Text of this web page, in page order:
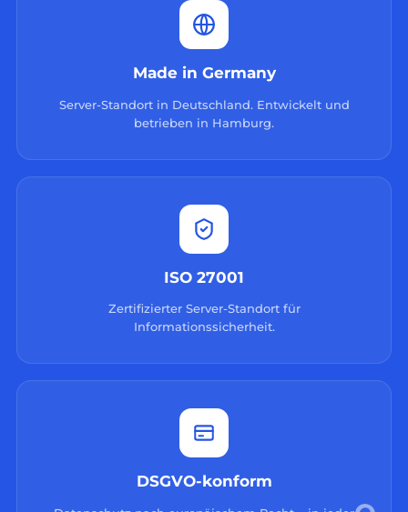
Made in Germany
Server-Standort in Deutschland. Entwickelt und
betrieben in Hamburg.
ISO 27001
Zertifizierter Server-Standort für
Informationssicherheit.
DSGVO-konform